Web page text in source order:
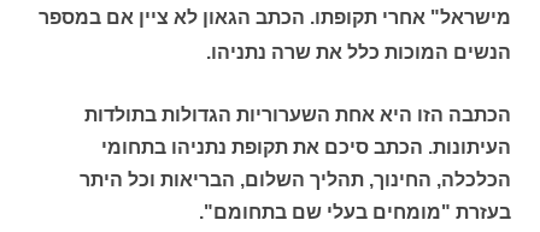
מישראל" אחרי תקופתו. הכתב הגאון לא ציין אם במספר
הנשים המוכות כלל את שרה נתניהו.
הכתבה הזו היא אחת השערוריות הגדולות בתולדות
העיתונות. הכתב סיכם את תקופת נתניהו בתחומי
הכלכלה, החינוך, תהליך השלום, הבריאות וכל היתר
בעזרת "מומחים בעלי שם בתחומם".